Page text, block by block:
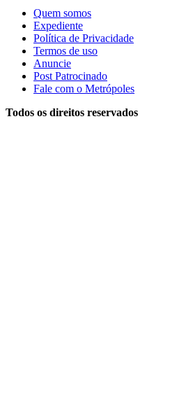
Quem somos
Expediente
Política de Privacidade
Termos de uso
Anuncie
Post Patrocinado
Fale com o Metrópoles
Todos os direitos reservados